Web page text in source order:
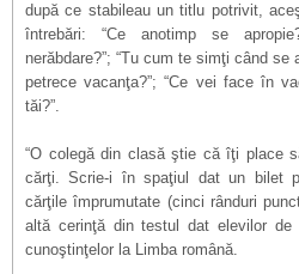
după ce stabileau un titlu potrivit,
întrebări: “Ce anotimp se
nerăbdare?”; “Tu cum te simţi când se
petrece vacanţa?”; “Ce vei face în
tăi?”.
“O colegă din clasă ştie că îţi place
cărţi. Scrie-i în spaţiul dat un bilet
cărţile împrumutate (cinci rânduri
altă cerinţă din testul dat elevilor de
cunoştinţelor la Limba română.